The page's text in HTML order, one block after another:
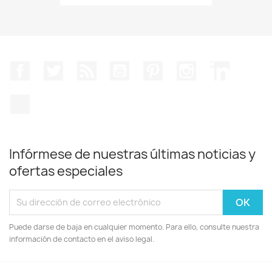
Infórmese de nuestras últimas noticias y
ofertas especiales
Puede darse de baja en cualquier momento. Para ello, consulte nuestra
información de contacto en el aviso legal.